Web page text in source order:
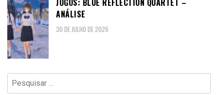
JOGOS: BLUE REFLECTION QUARTET –
ANÁLISE
30 DE JULHO DE 2026
Pesquisar
por: